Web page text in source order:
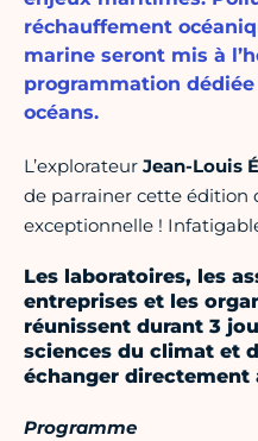
réchauffement
marine seront mis à
programmation
océans.
L’explorateur Jean-Louis
de parrainer cette édition
exceptionnelle !
Les laboratoires, les
entreprises et les
réunissent durant 3
sciences du climat et
échanger directement
Programme